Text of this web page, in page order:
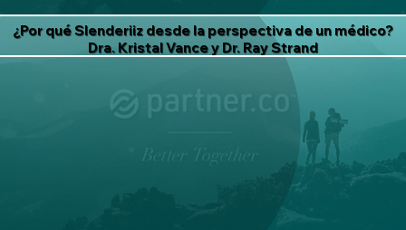
¿Por qué Slenderiiz desde la perspectiva de un médico?
Dra. Kristal Vance y Dr. Ray Strand